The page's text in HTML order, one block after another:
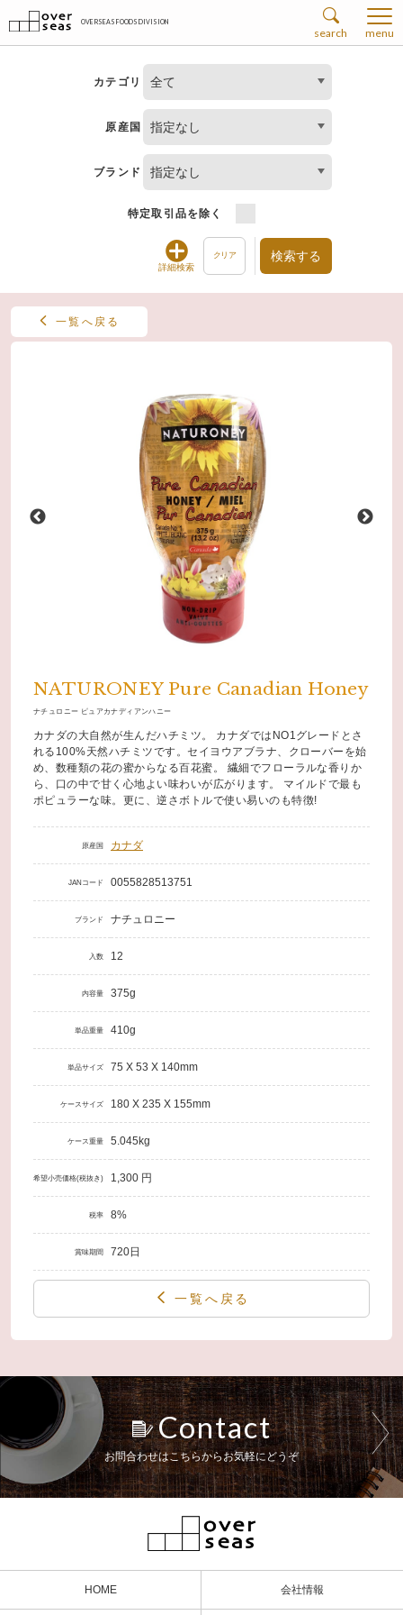
OVERSEAS FOODS DIVISION
search menu
カテゴリ 全て
原産国 指定なし
ブランド 指定なし
特定取引品を除く
詳細検索
クリア 検索する
一覧へ戻る
NATURONEY Pure Canadian Honey
ナチュロニー ピュアカナディアンハニー
カナダの大自然が生んだハチミツ。 カナダではNO1グレードとさ
れる100%天然ハチミツです。セイヨウアブラナ、クローバーを始
め、数種類の花の蜜からなる百花蜜。 繊細でフローラルな香りか
ら、口の中で甘く心地よい味わいが広がります。 マイルドで最も
ポピュラーな味。更に、逆さボトルで使い易いのも特徴!
原産国 カナダ
JANコード 0055828513751
ブランド ナチュロニー
入数 12
内容量 375g
単品重量 410g
単品サイズ 75 X 53 X 140mm
ケースサイズ 180 X 235 X 155mm
ケース重量 5.045kg
希望小売価格(税抜き) 1,300 円
税率 8%
賞味期間 720日
一覧へ戻る
Contact
お問合わせはこちらからお気軽にどうぞ
HOME 会社情報